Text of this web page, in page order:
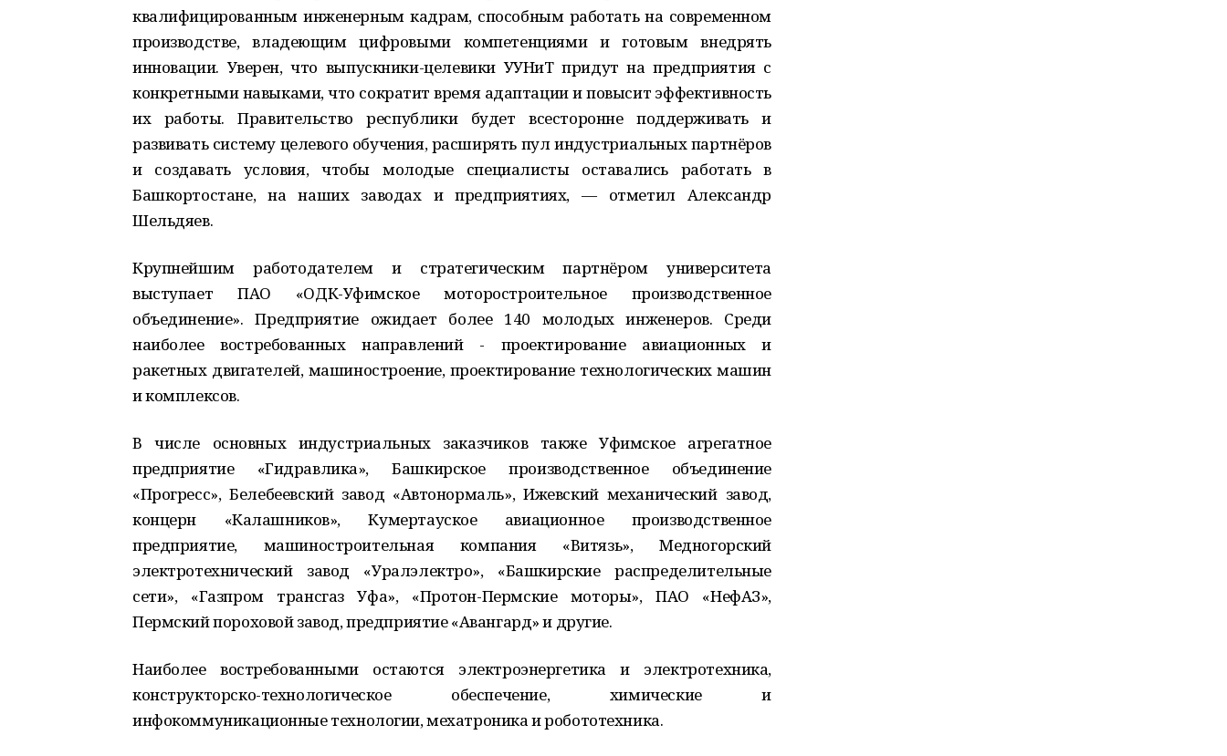
квалифицированным инженерным кадрам, способным работать на современном
производстве, владеющим цифровыми компетенциями и готовым внедрять
инновации. Уверен, что выпускники-целевики УУНиТ придут на предприятия с
конкретными навыками, что сократит время адаптации и повысит эффективность
их работы. Правительство республики будет всесторонне поддерживать и
развивать систему целевого обучения, расширять пул индустриальных партнёров
и создавать условия, чтобы молодые специалисты оставались работать в
Башкортостане, на наших заводах и предприятиях, — отметил Александр
Шельдяев.
Крупнейшим работодателем и стратегическим партнёром университета
выступает ПАО «ОДК-Уфимское моторостроительное производственное
объединение». Предприятие ожидает более 140 молодых инженеров. Среди
наиболее востребованных направлений - проектирование авиационных и
ракетных двигателей, машиностроение, проектирование технологических машин
и комплексов.
В числе основных индустриальных заказчиков также Уфимское агрегатное
предприятие «Гидравлика», Башкирское производственное объединение
«Прогресс», Белебеевский завод «Автонормаль», Ижевский механический завод,
концерн «Калашников», Кумертауское авиационное производственное
предприятие, машиностроительная компания «Витязь», Медногорский
электротехнический завод «Уралэлектро», «Башкирские распределительные
сети», «Газпром трансгаз Уфа», «Протон-Пермские моторы», ПАО «НефАЗ»,
Пермский пороховой завод, предприятие «Авангард» и другие.
Наиболее востребованными остаются электроэнергетика и электротехника,
конструкторско-технологическое обеспечение, химические и
инфокоммуникационные технологии, мехатроника и робототехника.